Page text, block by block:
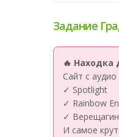
Задание
🔥 Находка
Сайт с
✓ Spotlight
✓ Rainbow
✓
И самое